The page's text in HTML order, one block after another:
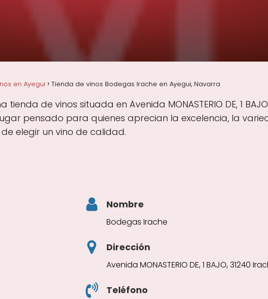
en Ayegui Tienda de vinos Bodegas Irache en Ayegui, Navarra
de vinos situada en Avenida MONASTERIO DE, 1
pensado para quienes aprecian la excelencia, la
elegir un vino de calidad.
Nombre
Bodegas Irache
Dirección
Avenida MONASTERIO DE, 1 BAJO, 31240
Teléfono